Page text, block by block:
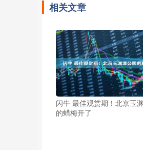
相关文章
闪牛 最佳观赏期！北京玉
的蜡梅开了